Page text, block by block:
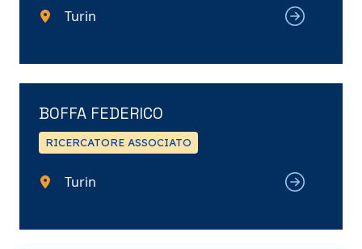
Turin
BOFFA FEDERICO
RICERCATORE ASSOCIATO
Turin